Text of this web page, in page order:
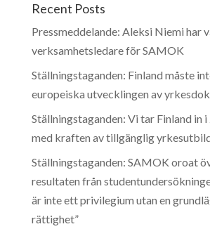
Recent Posts
Pressmeddelande: Aleksi Niemi har
verksamhetsledare för SAMOK
Ställningstaganden: Finland måste
europeiska utvecklingen av
Ställningstaganden: Vi tar Finland in
med kraften av tillgänglig
Ställningstaganden: SAMOK oroat
resultaten från
är inte ett privilegium utan en
rättighet”